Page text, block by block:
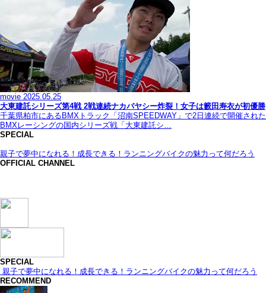
movie 2025.05.25
大東建託シリーズ第4戦 2戦連続ナカバヤシー炸裂！女子は籔田寿衣が初優勝
千葉県柏市にあるBMXトラック「沼南SPEEDWAY」で2日連続で開催された
BMXレーシングの国内シリーズ戦「大東建託シ…
SPECIAL
親子で夢中になれる！成長できる！ランニングバイクの魅力って何だろう
OFFICIAL CHANNEL
SPECIAL
親子で夢中になれる！成長できる！ランニングバイクの魅力って何だろう
RECOMMEND